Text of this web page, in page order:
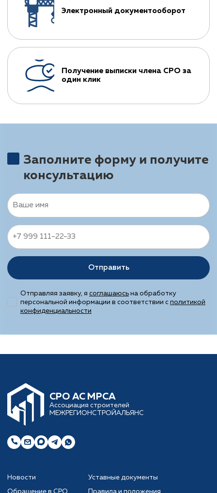
Электронный документооборот
Получение выписки члена СРО за
один клик
Заполните форму и получите
консультацию
Отправить
Отправляя заявку, я соглашаюсь на обработку
персональной информации в соответствии с политикой
конфиденциальности
CРО АС МРСА
Ассоциация строителей
МЕЖРЕГИОНСТРОЙАЛЬЯНС
Новости
Обращение в СРО
Уставные документы
Правила и положения